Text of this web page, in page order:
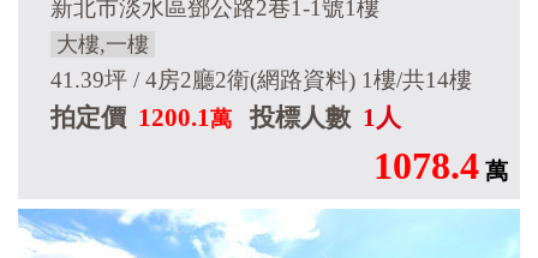
新北市淡水區鄧公路2巷1-1號1樓
大樓,一樓
41.39坪 / 4房2廳2衛(網路資料) 1樓/共14樓
拍定價 1200.1萬 投標人數 1人
1078.4 萬